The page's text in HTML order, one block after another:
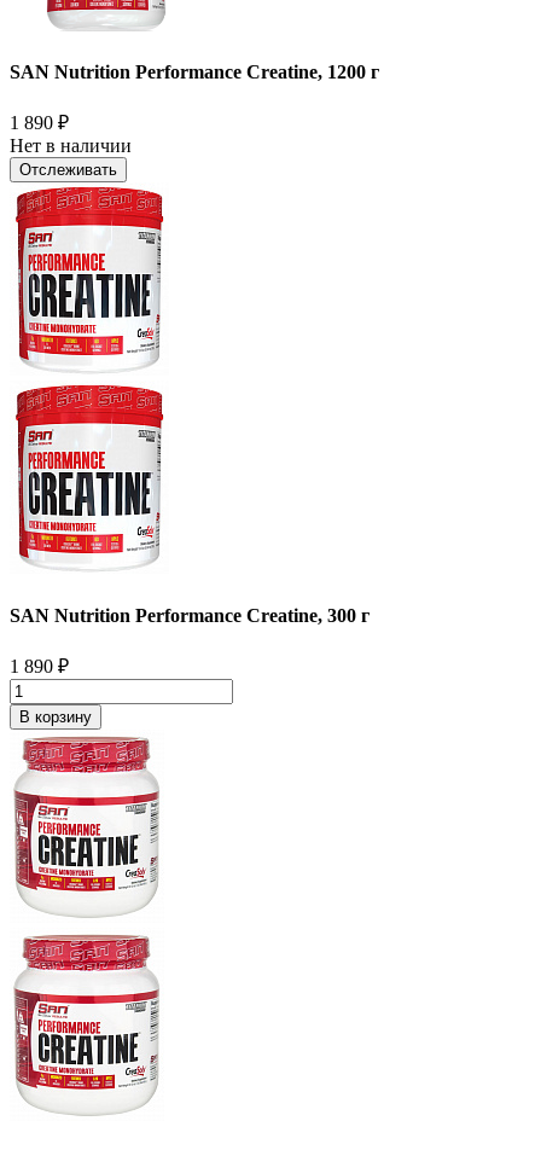
SAN Nutrition Performance Creatine, 1200 г
1 890 ₽
Нет в наличии
Отслеживать
SAN Nutrition Performance Creatine, 300 г
1 890 ₽
В корзину